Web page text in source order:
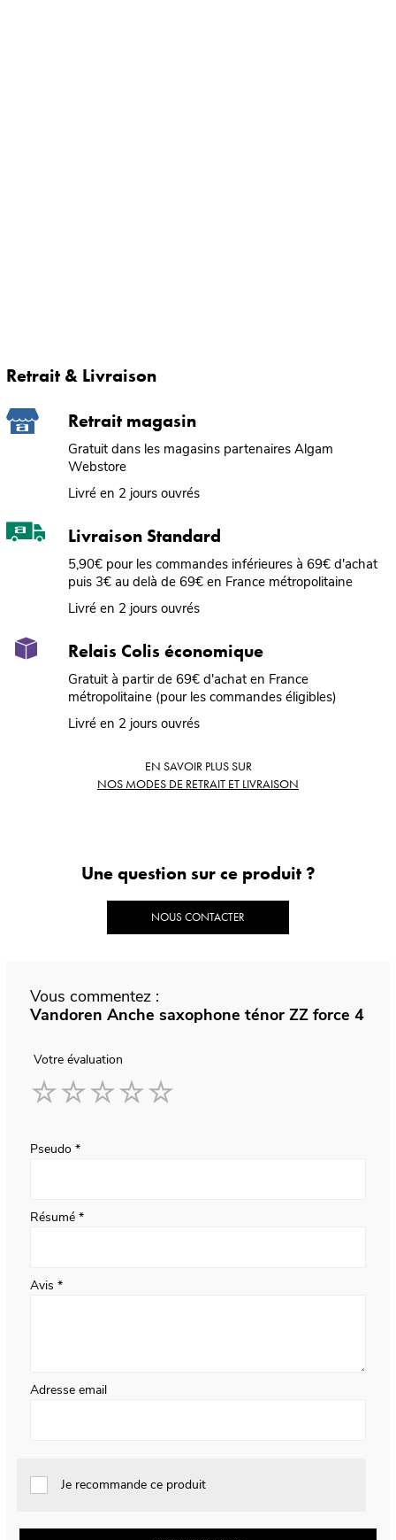
Retrait & Livraison
Retrait magasin
Gratuit dans les magasins partenaires Algam
Webstore
Livré en 2 jours ouvrés
Livraison Standard
5,90€ pour les commandes inférieures à 69€ d'achat
puis 3€ au delà de 69€ en France métropolitaine
Livré en 2 jours ouvrés
Relais Colis économique
Gratuit à partir de 69€ d'achat en France
métropolitaine (pour les commandes éligibles)
Livré en 2 jours ouvrés
EN SAVOIR PLUS SUR
NOS MODES DE RETRAIT ET LIVRAISON
Une question sur ce produit ?
NOUS CONTACTER
Vous commentez :
Vandoren Anche saxophone ténor ZZ force 4
Votre évaluation
Pseudo
Résumé
Avis
Adresse email
Je recommande ce produit